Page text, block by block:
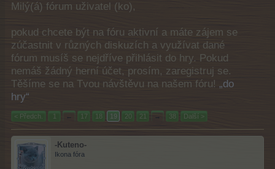
Milý(á) fórum uživatel (ko),
pokud chcete být na fóru aktivní a máte zájem se
zúčastnit v různých diskuzích a využívat dané
fórum musíš se nejdříve přihlásit do hry. Pokud
nemáš žádný herní účet, prosím, zaregistruj se.
Těšíme se na Tvou návštěvu na našem fóru! „do
hry“
< Předch. 1 ← 17 18 19 20 21 → 38 Další >
-Kuteno-
Ikona fóra